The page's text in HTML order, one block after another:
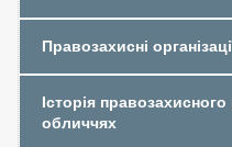
Правозахисні
Історія
обличчях